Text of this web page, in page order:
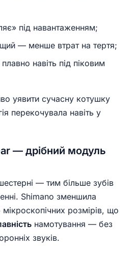
під навантаженням;
— менше втрат на тертя;
навіть під піковим
уявити сучасну котушку
перекочувала навіть у
— дрібний модуль
— тим більше зубів
Shimano зменшила
розмірів, що
намотування — без
звуків.